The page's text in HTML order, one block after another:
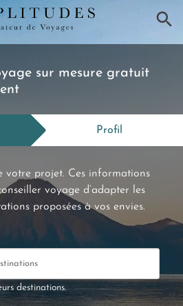
sur mesure gratuit
Profil
votre projet. Ces informations
voyage d’adapter les
proposées à vos envies.
destinations.